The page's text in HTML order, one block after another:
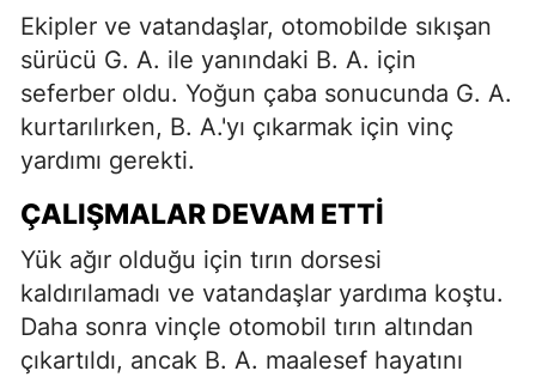
Ekipler ve vatandaşlar, otomobilde sıkışan
sürücü G. A. ile yanındaki B. A. için
seferber oldu. Yoğun çaba sonucunda G. A.
kurtarılırken, B. A.'yı çıkarmak için vinç
yardımı gerekti.
ÇALIŞMALAR DEVAM ETTI
Yük ağır olduğu için tırın dorsesi
kaldırılamadı ve vatandaşlar yardıma koştu.
Daha sonra vinçle otomobil tırın altından
çıkartıldı, ancak B. A. maalesef hayatını